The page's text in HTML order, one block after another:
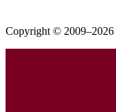
Copyright © 2009–2026